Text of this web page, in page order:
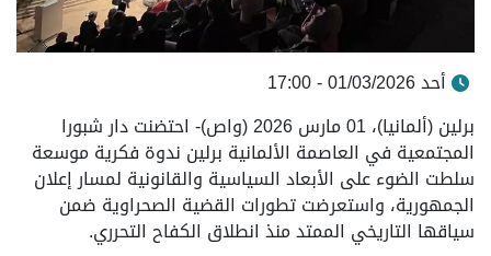
أحد 01/03/2026 - 17:00
برلين (ألمانيا)، 01 مارس 2026 (واص)- احتضنت دار شبورا
المجتمعية في العاصمة الألمانية برلين ندوة فكرية موسعة
سلطت الضوء على الأبعاد السياسية والقانونية لمسار إعلان
الجمهورية، واستعرضت تطورات القضية الصحراوية ضمن
سياقها التاريخي الممتد منذ انطلاق الكفاح التحرري.